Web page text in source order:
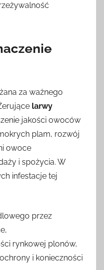
za ważnego
larwy
jakości owoców
plam, rozwój
owoce
i spożycia. W
infestacje tej
przez
rynkowej plonów,
i konieczności